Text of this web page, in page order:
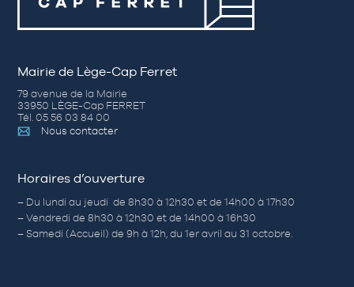
Mairie de Lège-Cap Ferret
79 avenue de la Mairie
33950 LÈGE-Cap FERRET
Tél. 05 56 03 84 00
Nous contacter
Horaires d’ouverture
– Du lundi au jeudi de 8h30 à 12h30 et de 14h00 à 17h30
– Vendredi de 8h30 à 12h30 et de 14h00 à 16h30
– Samedi (Accueil) de 9h à 12h, du 1er avril au 31 octobre.